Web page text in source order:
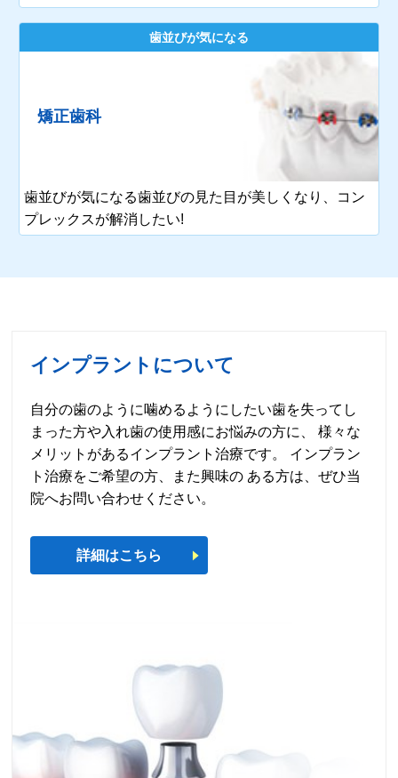
歯並びが気になる
矯正歯科
歯並びが気になる歯並びの見た目が美しくなり、コン
プレックスが解消したい!
インプラントについて
自分の歯のように噛めるようにしたい歯を失ってし
まった方や入れ歯の使用感にお悩みの方に、 様々な
メリットがあるインプラント治療です。 インプラン
ト治療をご希望の方、また興味の ある方は、ぜひ当
院へお問い合わせください。
詳細はこちら